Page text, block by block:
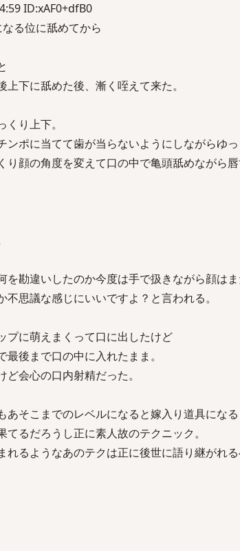
ID:xAF0+dfB0
る位に舐めてから
下に舐めた後、漸く咥えて来た。
り上下。
ポに当てて歯が当らないようにしながらゆ
顔の角度を変えて口の中で亀頭舐めながら
を勘違いしたのか今度は手で扱きながら顔は
思議な感じにいいですよ？と言われる。
プに萌えまくって口に出したけど
後まで口の中に入れたまま。
会心の口内射精だった。
そこまでのレベルになると嫁入り道具にな
るだろうし正に素人故のテクニック。
れるようなあのテクは正に後世に語り継がれ